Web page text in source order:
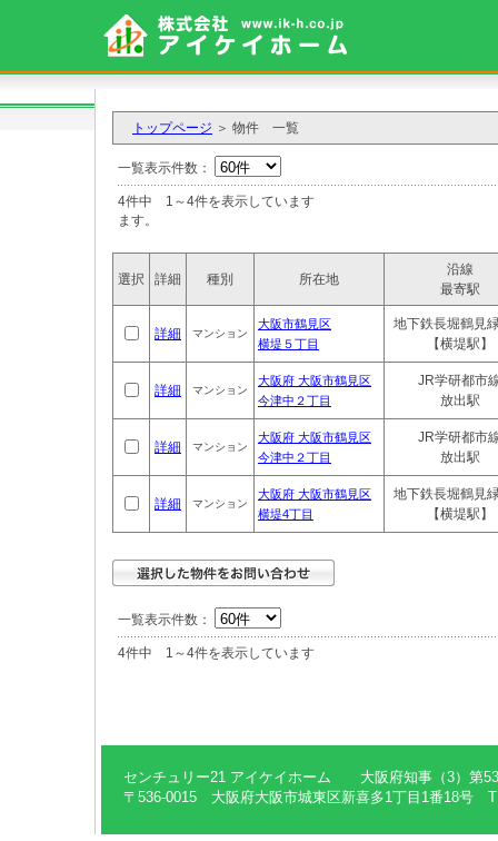
トップページ ＞ 物件 一覧
一覧表示件数：
4件中 1～4件を表示しています ※「賃
ます。
選択 詳細 種別 所在地
沿線
最寄駅
詳細 マンション
大阪市鶴見区
横堤５丁目
地下鉄長堀鶴見
【横堤駅】
詳細 マンション
大阪府 大阪市鶴見区
今津中２丁目
JR学研都市
放出駅
詳細 マンション
大阪府 大阪市鶴見区
今津中２丁目
JR学研都市
放出駅
詳細 マンション
大阪府 大阪市鶴見区
横堤4丁目
地下鉄長堀鶴見
【横堤駅】
一覧表示件数：
4件中 1～4件を表示しています